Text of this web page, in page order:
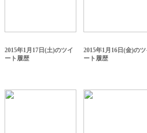
2015年1月17日(土)のツイ
ート履歴
2015年1月16日(金)のツ
ート履歴